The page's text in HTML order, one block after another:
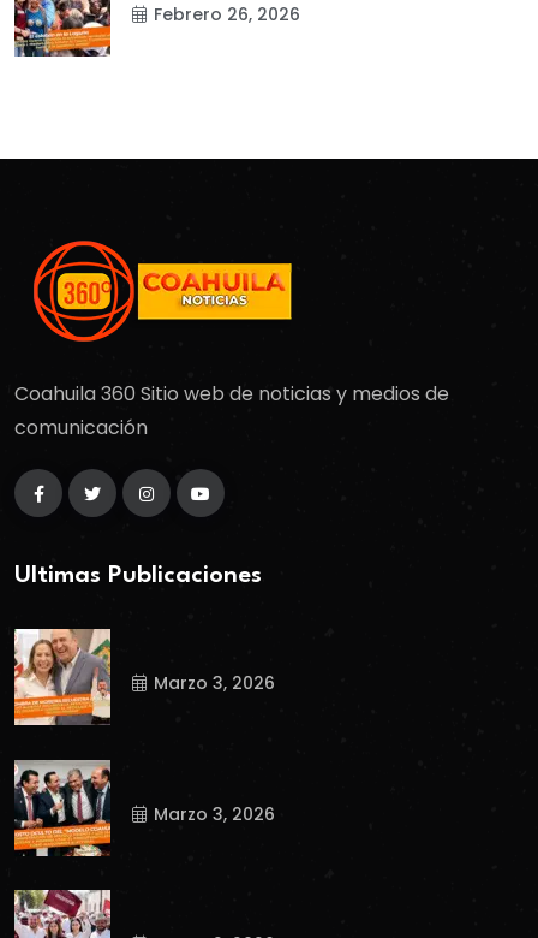
Febrero 26, 2026
Coahuila 360 Sitio web de noticias y medios de
comunicación
Ultimas Publicaciones
Marzo 3, 2026
Marzo 3, 2026